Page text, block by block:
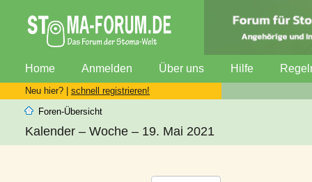
Home Anmelden Über uns Hilfe
Neu hier? | schnell registrieren!
Foren-Übersicht
Kalender – Woche – 19. Mai 2021